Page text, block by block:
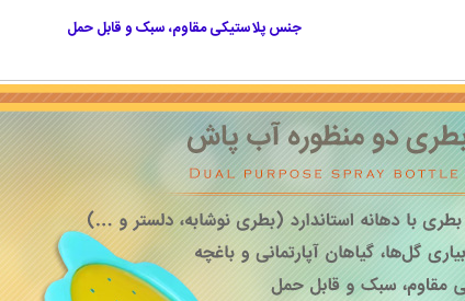
جنس پلاستیکی مقاوم، سبک و قابل حمل